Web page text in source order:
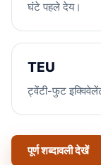
घंटे पहले देय।
TEU
ट्वेंटी-फुट
पूर्ण शब्दावली देखें